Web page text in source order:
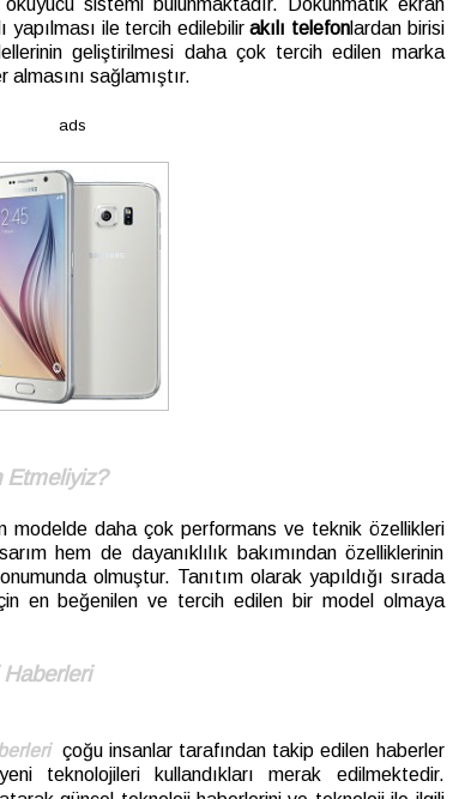
yapılması ile tercih edilebilirakılı telefonlardan birisi
geliştirilmesi daha çok tercih edilen marka
sağlamıştır.
ads
Etmeliyiz?
modelde daha çok performans ve teknik özellikleri
hem de dayanıklılık bakımından özelliklerinin
olmuştur. Tanıtım olarak yapıldığı sırada
en beğenilen ve tercih edilen bir model olmaya
Haberleri
çoğu insanlar tarafından takip edilen haberler
teknolojileri kullandıkları merak edilmektedir.